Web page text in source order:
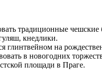
традиционные чешские
кнедлики.
глинтвейном на
в новогодних
площади в Праге.